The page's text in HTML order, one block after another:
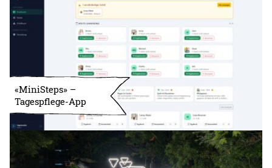
«MiniSteps» –
Tagespflege-App